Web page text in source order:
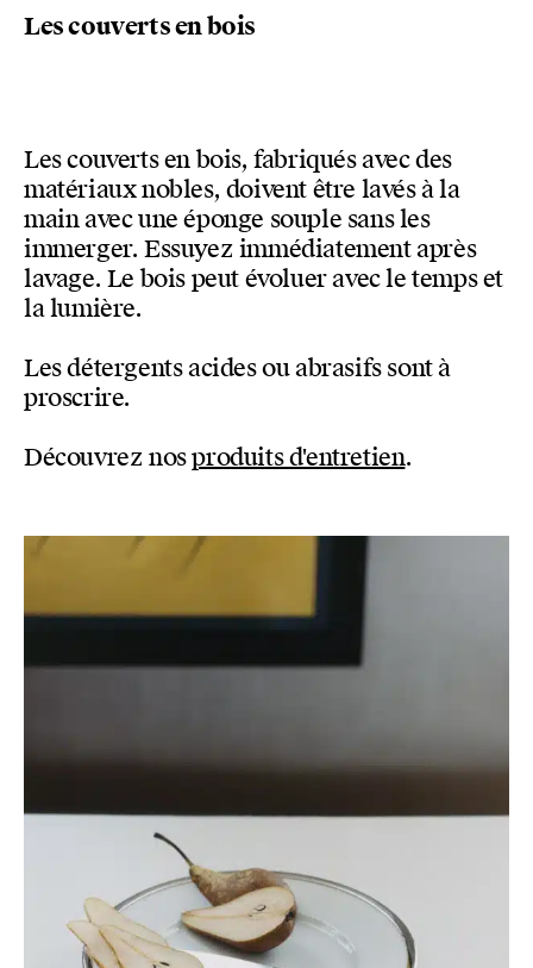
Les couverts en bois
Les couverts en bois, fabriqués avec des
matériaux nobles, doivent être lavés à la
main avec une éponge souple sans les
immerger. Essuyez immédiatement après
lavage. Le bois peut évoluer avec le temps et
la lumière.
Les détergents acides ou abrasifs sont à
proscrire.
Découvrez nosproduits d'entretien.